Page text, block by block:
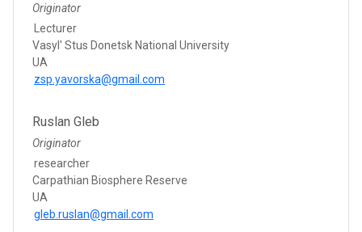
Originator
Lecturer
Vasyl' Stus Donetsk National University
UA
zsp.yavorska@gmail.com
Ruslan Gleb
Originator
researcher
Carpathian Biosphere Reserve
UA
gleb.ruslan@gmail.com